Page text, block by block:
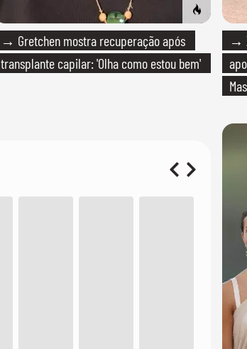
→ Gretchen mostra recuperação após
transplante capilar: 'Olha como estou bem'
→